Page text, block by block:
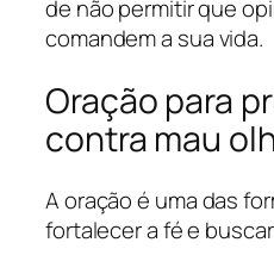
de não permitir que
comandem a sua vida.
Oração para
contra mau
A oração é uma das
fortalecer a fé e